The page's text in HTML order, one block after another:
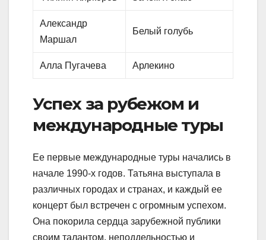
Александр
Маршал
Белый голубь
Алла Пугачева Арлекино
Успех за рубежом и
международные туры
Ее первые международные туры начались в
начале 1990-х годов. Татьяна выступала в
различных городах и странах, и каждый ее
концерт был встречен с огромным успехом.
Она покорила сердца зарубежной публики
своим талантом, неподдельностью и